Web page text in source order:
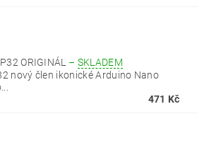
ORIGINÁL – SKLADEM
nový člen ikonické Arduino Nano
471 Kč